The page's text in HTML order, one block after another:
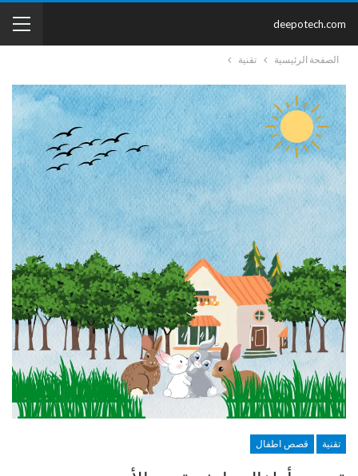
deepotech.com
الصفحة الرئيسية تقنية
تقنية قصص اطفال